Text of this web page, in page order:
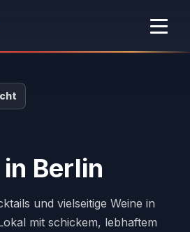
in Berlin
und vielseitige Weine in
mit schickem, lebhaftem